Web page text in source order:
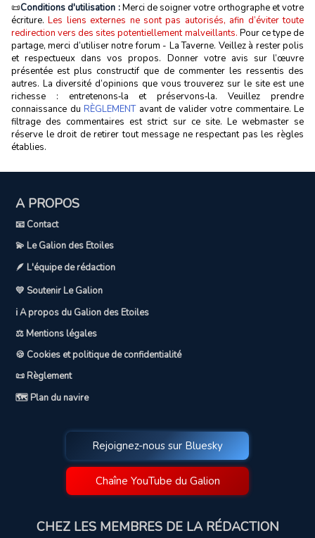
📜Conditions d'utilisation :Merci de soigner votre orthographe et votre
écriture.Les liens externes ne sont pas autorisés, afin d’éviter toute
redirection vers des sites potentiellement malveillants. Pour ce type de
partage, merci d’utiliser notre forum - La Taverne. Veillez à rester polis
et respectueux dans vos propos. Donner votre avis sur l’œuvre
présentée est plus constructif que de commenter les ressentis des
autres. La diversité d’opinions que vous trouverez sur le site est une
richesse : entretenons‑la et préservons‑la. Veuillez prendre
connaissance du RÈGLEMENTavant de valider votre commentaire. Le
filtrage des commentaires est strict sur ce site. Le webmaster se
réserve le droit de retirer tout message ne respectant pas les règles
établies.
A PROPOS
📧 Contact
💫 Le Galion des Etoiles
🪶 L'équipe de rédaction
💛 Soutenir Le Galion
ℹ️ A propos du Galion des Etoiles
⚖️ Mentions légales
🍪 Cookies et politique de confidentialité
📜 Règlement
🗺️ Plan du navire
Rejoignez-nous sur Bluesky
Chaîne YouTube du Galion
CHEZ LES MEMBRES DE LA RÉDACTION